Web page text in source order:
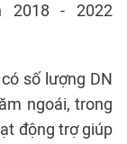
2018 - 2022
số lượng DN
ngoái, trong
động trợ giúp